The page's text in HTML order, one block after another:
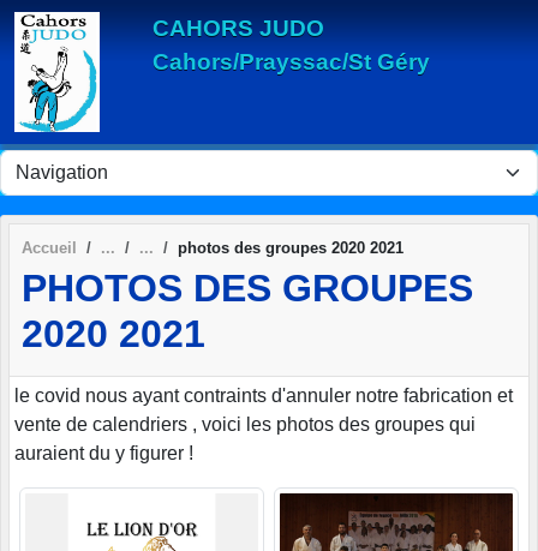
CAHORS JUDO
Cahors/Prayssac/St Géry
Accueil photos des groupes 2020 2021
PHOTOS DES GROUPES
2020 2021
le covid nous ayant contraints d'annuler notre fabrication et
vente de calendriers , voici les photos des groupes qui
auraient du y figurer !
Panneau de gestion des cookies